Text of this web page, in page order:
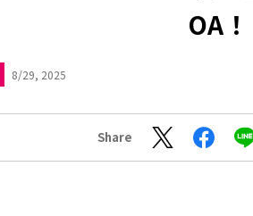
OA！
8/29, 2025
Share